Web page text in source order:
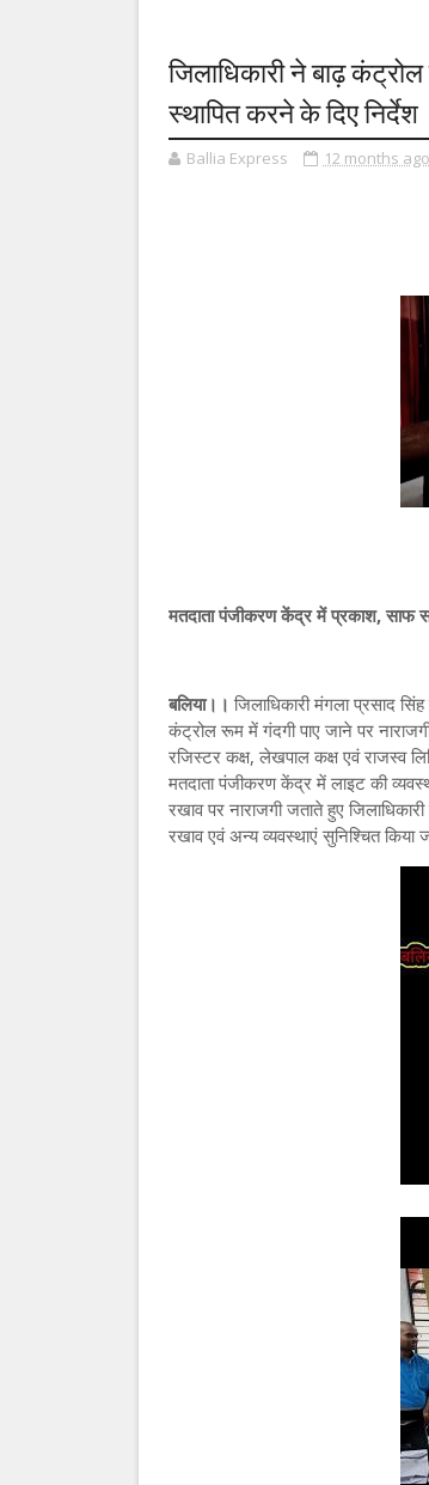
जिलाधिकारी ने बाढ़
स्थापित करने के दिए निर्देश
Ballia Express 12 months ago
मतदाता पंजीकरण केंद्र में प्रकाश, साफ
बलिया।। जिलाधिकारी मंगला प्रसाद
कंट्रोल रूम में गंदगी पाए जाने पर
रजिस्टर कक्ष, लेखपाल कक्ष एवं राजस्व
मतदाता पंजीकरण केंद्र में लाइट की
रखाव पर नाराजगी जताते हुए
रखाव एवं अन्य व्यवस्थाएं सुनिश्चित किया